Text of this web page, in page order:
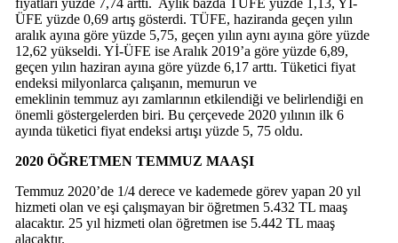
ÜFE yüzde 0,69 artış gösterdi. TÜFE, haziranda geçen yılın
aralık ayına göre yüzde 5,75, geçen yılın aynı ayına göre yüzde
12,62 yükseldi. Yİ-ÜFE ise Aralık 2019’a göre yüzde 6,89,
geçen yılın haziran ayına göre yüzde 6,17 arttı. Tüketici fiyat
endeksi milyonlarca çalışanın, memurun ve
emeklinin temmuz ayı zamlarının etkilendiği ve belirlendiği en
önemli göstergelerden biri. Bu çerçevede 2020 yılının ilk 6
ayında tüketici fiyat endeksi artışı yüzde 5, 75 oldu.
2020 ÖĞRETMEN TEMMUZ MAAŞI
Temmuz 2020’de 1/4 derece ve kademede görev yapan 20 yıl
hizmeti olan ve eşi çalışmayan bir öğretmen 5.432 TL maaş
alacaktır. 25 yıl hizmeti olan öğretmen ise 5.442 TL maaş
alacaktır.